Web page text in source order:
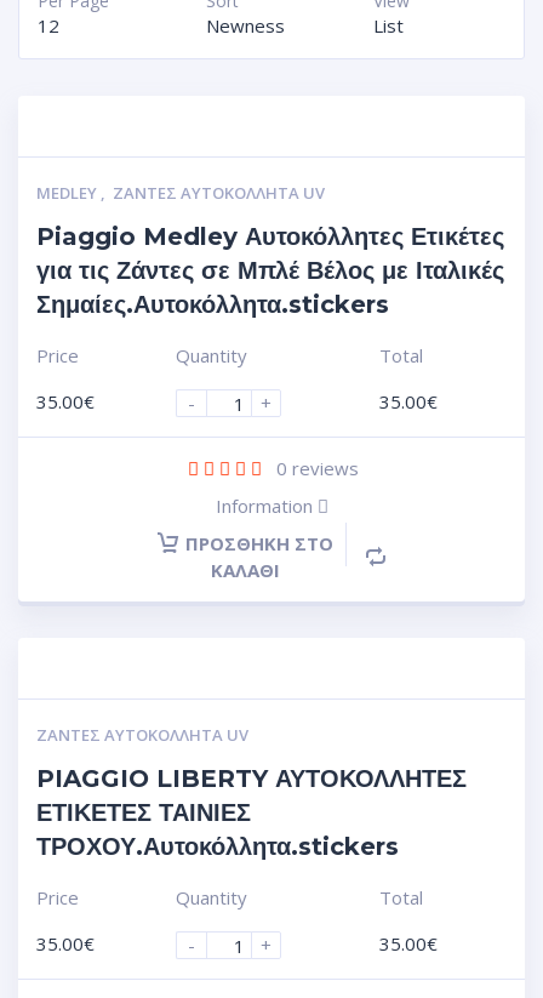
List
Newness
12
MEDLEY , ΖΆΝΤΕΣ ΑΥΤΟΚΌΛΛΗΤΑ UV
Piaggio Medley Αυτοκόλλητες Ετικέτες
για τις Ζάντες σε Μπλέ Βέλος με Ιταλικές
Σημαίες.Αυτοκόλλητα.stickers
Price
35.00€
Quantity
-
+
Total
35.00€
0 reviews
Information
ΠΡΟΣΘΉΚΗ ΣΤΟ
ΚΑΛΆΘΙ
ΖΆΝΤΕΣ ΑΥΤΟΚΌΛΛΗΤΑ UV
PIAGGIO LIBERTY ΑΥΤΟΚΟΛΛΗΤΕΣ
ΕΤΙΚΕΤΕΣ ΤΑΙΝΙΕΣ
ΤΡΟΧΟΥ.Αυτοκόλλητα.stickers
Price
35.00€
Quantity
-
+
Total
35.00€